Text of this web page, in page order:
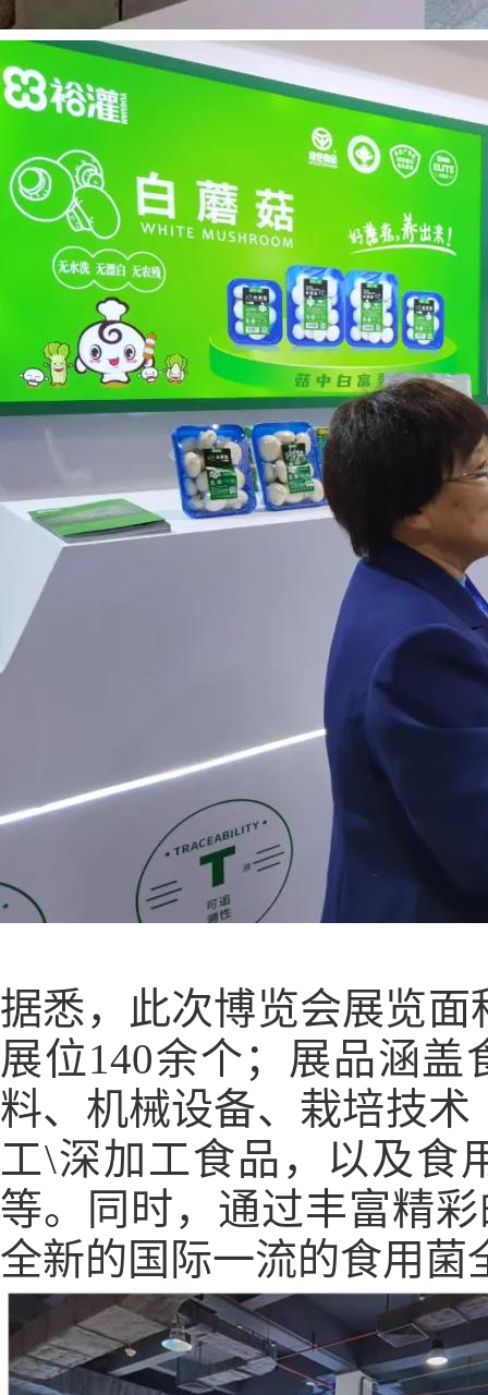
据悉，此次博览会展览面
展位140余个；展品涵
料、机械设备、栽培技
工\深加工食品，以及食
等。同时，通过丰富精
全新的国际一流的食用菌